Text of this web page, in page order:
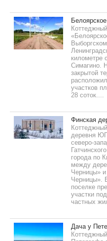
Белоярское
километре
Симагино.
закрытой
участков
28 соток....
Финская
деревня
северо-
города по
между
Черницы»
Черницы».
поселке
участки
частных
Дача у